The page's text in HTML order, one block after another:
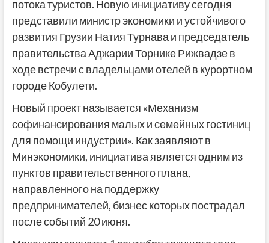
потока туристов. Новую инициативу сегодня
представили министр экономики и устойчивого
развития Грузии Натия Турнава и председатель
правительства Аджарии Торнике Рижвадзе в
ходе встречи с владельцами отелей в курортном
городе Кобулети.
Новый проект называется «Механизм
софинансирования малых и семейных гостиниц
для помощи индустрии». Как заявляют в
Минэкономики, инициатива является одним из
пунктов правительственного плана,
направленного на поддержку
предпринимателей, бизнес которых пострадал
после событий 20 июня.